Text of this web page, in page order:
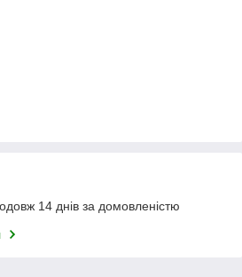
14 днів за домовленістю